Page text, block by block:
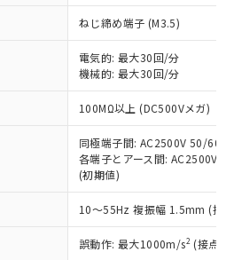
ねじ締め端子 (M3.5)
電気的: 最大30回/分
機械的: 最大30回/分
100MΩ以上 (DC500Vメガ)
同極端子間: AC2500V 50/
各端子とアース間: AC2500V
(初期値)
10～55Hz 複振幅 1.5mm (接
誤動作: 最大1000m/s2 (接点
みいただき、同意のうえ
は、当社制御機器事業取扱
在庫状況および標準価格
供させていただくもので
の対象外となる商品もある
指令（10物質）の非含
に切り替える予定のある
RoHS指令（10物質）の
商品で、対応品を出す予
RoHS指令（10物質）の
を調査中または確認中の
ンス料など無形物で、有
のない商品です。
より、非含有部品として
品と判明した場合などや
材料含有率が中国RoHSの
ことを示します。
材料含有率が中国RoHSの
ることを示します。
れら貴社製品のうち、外国